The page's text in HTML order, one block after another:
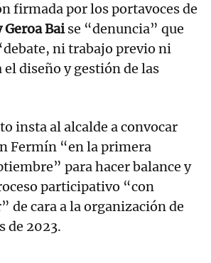
firmada por los portavoces de
Geroa Baise “denuncia” que
ni trabajo previo ni
diseño y gestión de las
insta al alcalde a convocar
Fermín “en la primera
para hacer balance y
participativo “con
de cara a la organización de
de 2023.